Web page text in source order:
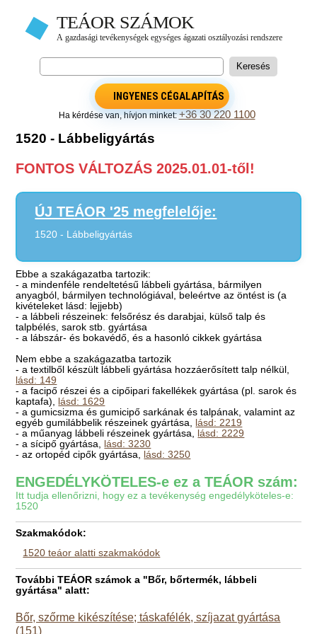
INGYENES CÉGALAPÍTÁS
Ha kérdése van, hívjon minket:+36 30 220 1100
1520 - Lábbeligyártás
FONTOS VÁLTOZÁS 2025.01.01-től!
ÚJ TEÁOR '25 megfelelője:
1520 - Lábbeligyártás
Ebbe a szakágazatba tartozik:
- a mindenféle rendeltetésű lábbeli gyártása, bármilyen
anyagból, bármilyen technológiával, beleértve az öntést is (a
kivételeket lásd: lejjebb)
- a lábbeli részeinek: felsőrész és darabjai, külső talp és
talpbélés, sarok stb. gyártása
- a lábszár- és bokavédő, és a hasonló cikkek gyártása
Nem ebbe a szakágazatba tartozik
- a textilből készült lábbeli gyártása hozzáerősített talp nélkül,
lásd: 149
- a facipő részei és a cipőipari fakellékek gyártása (pl. sarok és
kaptafa), lásd: 1629
- a gumicsizma és gumicipő sarkának és talpának, valamint az
egyéb gumilábbelik részeinek gyártása, lásd: 2219
- a műanyag lábbeli részeinek gyártása, lásd: 2229
- a sícipő gyártása, lásd: 3230
- az ortopéd cipők gyártása, lásd: 3250
ENGEDÉLYKÖTELES-e ez a TEÁOR szám:
Itt tudja ellenőrizni, hogy ez a tevékenység engedélyköteles-e:
1520
Szakmakódok:
1520 teáor alatti szakmakódok
További TEÁOR számok a "Bőr, bőrtermék, lábbeli
gyártása" alatt:
Bőr, szőrme kikészítése; táskafélék, szíjazat gyártása
(151)